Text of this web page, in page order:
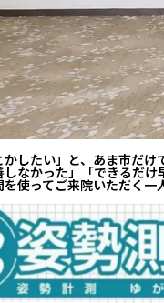
かしたい」と、あま市だ
しなかった」「できるだ
使ってご来院いただく一